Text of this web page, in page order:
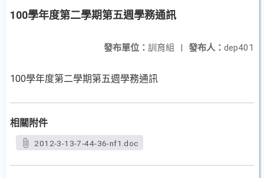
100學年度第二學期第五週學務通訊
發布人： dep401
發布單位： 訓育組 |
100學年度第二學期第五週學務通訊
相關附件
2012-3-13-7-44-36-nf1.doc